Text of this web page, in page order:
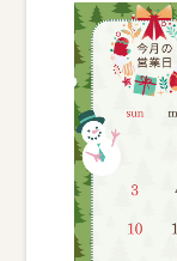
動
画
プ
レ
ー
ヤ
ー